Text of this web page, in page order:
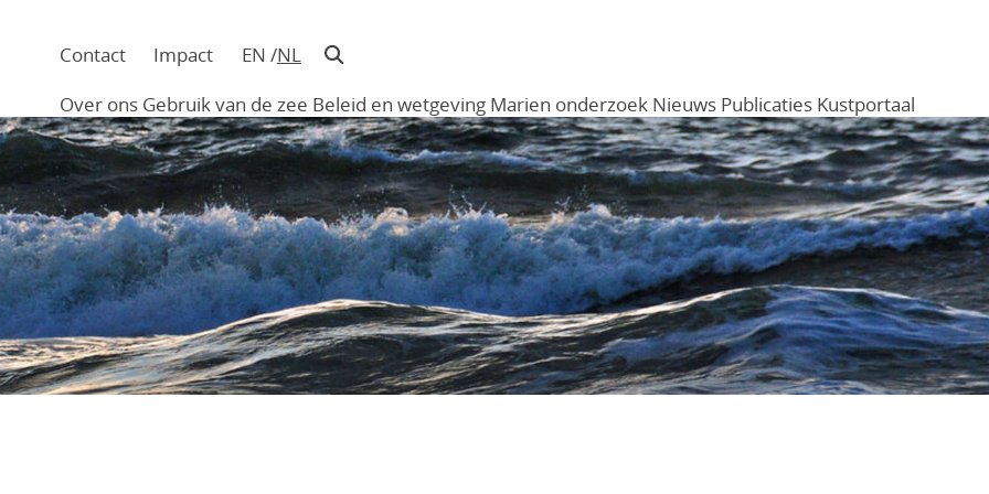
in
hoofding
Contact Impact EN NL
Main
navigation
Menu
Over ons Gebruik van de zee Beleid en wetgeving Marien onderzoek Nieuws Publicaties Kustportaal